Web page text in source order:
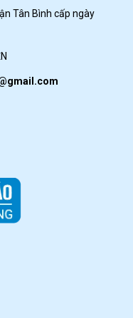
Tân Bình cấp ngày